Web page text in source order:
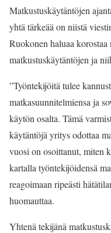
Matkustuskäytäntöjen
yhtä tärkeää on niistä
Ruokonen haluaa
matkustuskäytäntöjen ja
”Työntekijöitä tulee
matkasuunnitelmiensa ja
käytön osalta. Tämä
käytäntöjä yritys odottaa
vuosi on osoittanut, miten
kartalla työntekijöidensä
reagoimaan ripeästi
huomauttaa.
Yhtenä tekijänä